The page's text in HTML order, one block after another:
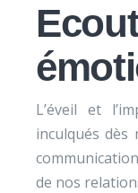
L’éveil et
inculqués dès
de nos